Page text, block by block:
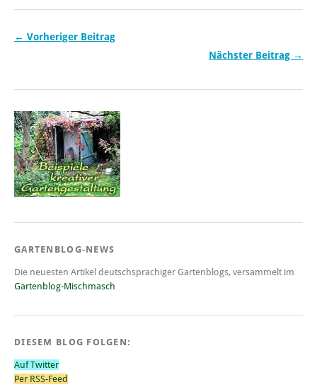
← Vorheriger Beitrag
Nächster Beitrag →
GARTENBLOG-NEWS
Die neuesten Artikel deutschsprachiger Gartenblogs, versammelt im
Gartenblog-Mischmasch
DIESEM BLOG FOLGEN:
Auf Twitter
Per RSS-Feed